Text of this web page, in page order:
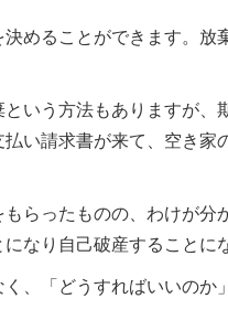
めることができます。
いう方法もありますが
い請求書が来て、空き
らったものの、わけが
なり自己破産することに
、「どうすればいいのか